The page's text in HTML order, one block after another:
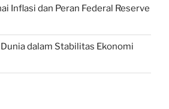
Inflasi dan Peran Federal Reserve
dalam Stabilitas Ekonomi